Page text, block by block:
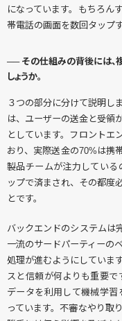
になっています。もちろん
帯電話の画面を数回タップ
── その仕組みの背後には、
しょうか。
３つの部分に分けて説明し
は、ユーザーの送金と受領
としています。フロントエ
おり、実際送金の70%は携
製品チームが注力してい
ップで済まされ、その都度
とです。
バックエンドのシステムは
一流のサードパーティーの
処理が進むようにしていま
スと信頼が何よりも重要
データを利用して機械学
っています。不審なやり取